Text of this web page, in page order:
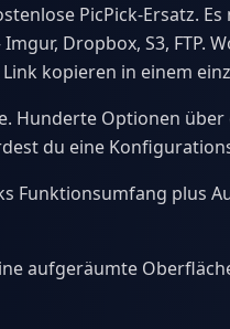
PicPick-Ersatz.
Dropbox, S3, FTP.
kopieren in einem
Hunderte Optionen
du eine
Funktionsumfang plus
aufgeräumte